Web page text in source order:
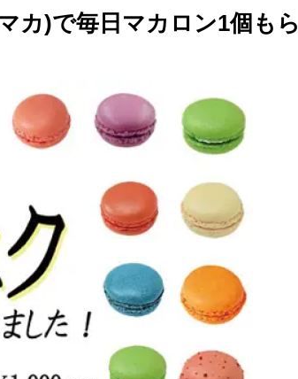
カ)で毎日マカロン1個もら